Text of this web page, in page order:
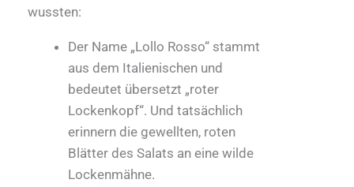
wussten:
Der Name „Lollo Rosso“ stammt
aus dem Italienischen und
bedeutet übersetzt „roter
Lockenkopf“. Und tatsächlich
erinnern die gewellten, roten
Blätter des Salats an eine wilde
Lockenmähne.